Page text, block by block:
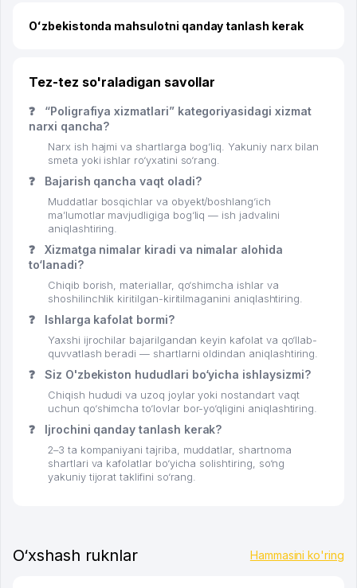
Oʻzbekistonda mahsulotni qanday tanlash kerak
Tez-tez so'raladigan savollar
❓
“Poligrafiya xizmatlari” kategoriyasidagi xizmat
narxi qancha?
Narx ish hajmi va shartlarga bog‘liq. Yakuniy narx bilan
smeta yoki ishlar ro‘yxatini so‘rang.
❓ Bajarish qancha vaqt oladi?
Muddatlar bosqichlar va obyekt/boshlang‘ich
ma’lumotlar mavjudligiga bog‘liq — ish jadvalini
aniqlashtiring.
❓
Xizmatga nimalar kiradi va nimalar alohida
to‘lanadi?
Chiqib borish, materiallar, qo‘shimcha ishlar va
shoshilinchlik kiritilgan-kiritilmaganini aniqlashtiring.
❓ Ishlarga kafolat bormi?
Yaxshi ijrochilar bajarilgandan keyin kafolat va qo‘llab-
quvvatlash beradi — shartlarni oldindan aniqlashtiring.
❓ Siz O'zbekiston hududlari bo‘yicha ishlaysizmi?
Chiqish hududi va uzoq joylar yoki nostandart vaqt
uchun qo‘shimcha to‘lovlar bor-yo‘qligini aniqlashtiring.
❓ Ijrochini qanday tanlash kerak?
2–3 ta kompaniyani tajriba, muddatlar, shartnoma
shartlari va kafolatlar bo‘yicha solishtiring, so‘ng
yakuniy tijorat taklifini so‘rang.
O‘xshash ruknlar Hammasini ko'ring